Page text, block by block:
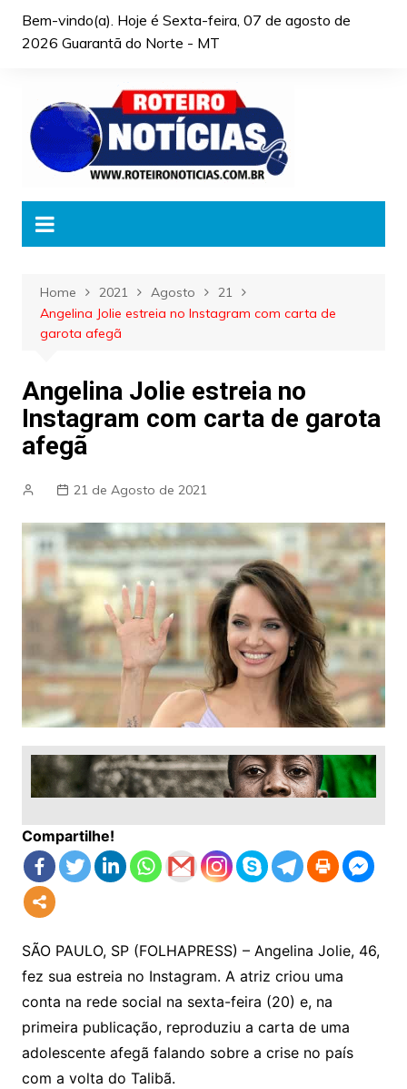
Bem-vindo(a). Hoje é Sexta-feira, 07 de agosto de
2026 Guarantã do Norte - MT
Home 2021 Agosto
21
Angelina Jolie estreia no Instagram com carta de
garota afegã
Angelina Jolie estreia no
Instagram com carta de garota
afegã
21 de Agosto de 2021
Compartilhe!
SÃO PAULO, SP (FOLHAPRESS) – Angelina Jolie, 46,
fez sua estreia no Instagram. A atriz criou uma
conta na rede social na sexta-feira (20) e, na
primeira publicação, reproduziu a carta de uma
adolescente afegã falando sobre a crise no país
com a volta do Talibã.